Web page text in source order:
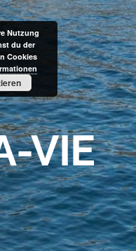
VIE
Nutzung
du der
Cookies